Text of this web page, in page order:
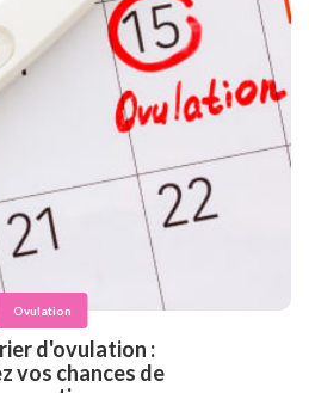
Ovulation
d'ovulation :
vos chances de